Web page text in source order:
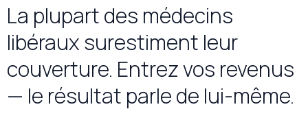
La plupart des médecins
libéraux surestiment leur
couverture. Entrez vos revenus
— le résultat parle de lui-même.